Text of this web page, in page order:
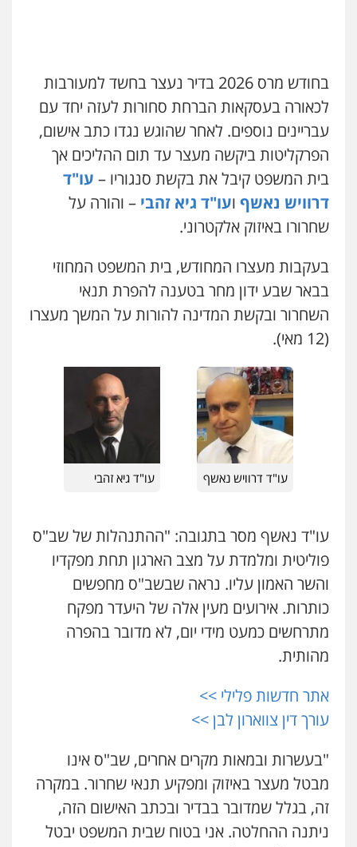
עו"ד שלומי שרון
פלילי צבאי מעצרים וחקירות
0547342002
עו"ד אייל בסרגליק
פלילי כלכלי צווארון לבן עורכי דין לענייני
אסירים אזרחי נדל"ן / עסקים
0528488515
עו"ד זוהר ארבל
פלילי פשיעה חמורה מעצרים וחקירות
קטינים
0538788878
עו"ד אסף דוק
פלילי עבירות מין סמים והימורים
חמורה חקירות ומעצרים צווארון לבן והונאה
0526885006
בחודש מרס 2026 בדיר נעצר בחשד למעורבות
לכאורה בעסקאות הברחת סחורות לעזה יחד עם
עבריינים נוספים. לאחר שהוגש נגדו כתב אישום,
הפרקליטות ביקשה מעצר עד תום ההליכים אך
בית המשפט קיבל את בקשת סנגוריו – עו"ד
דרוויש נאשף ועו"ד גיא זהבי – והורה על
שחרורו באיזוק אלקטרוני.
בעקבות מעצרו המחודש, בית המשפט המחוזי
בבאר שבע ידון מחר בטענה להפרת תנאי
השחרור ובקשת המדינה להורות על המשך מעצרו
(12 מאי).
עו"ד דרוויש נאשף עו"ד גיא זהבי
עו"ד נאשף מסר בתגובה: "ההתנהלות של שב"ס
פוליטית ומלמדת על מצב הארגון תחת מפקדיו
והשר האמון עליו. נראה שבשב"ס מחפשים
כותרות. אירועים מעין אלה של היעדר מפקח
מתרחשים כמעט מידי יום, לא מדובר בהפרה
מהותית.
אתר חדשות פלילי >>
עורך דין צווארון לבן >>
"בעשרות ובמאות מקרים אחרים, שב"ס אינו
מבטל מעצר באיזוק ומפקיע תנאי שחרור. במקרה
זה, בגלל שמדובר בבדיר ובכתב האישום הזה,
ניתנה ההחלטה. אני בטוח שבית המשפט יבטל
עו"ד אייל אביטל
פלילי פשיעה חמורה מעצרים וחקירות
0544712201
עו"ד רונן בנדל
משפט פלילי פשיעה חמורה פלילי
0524282442
כבריאן, מזר – משרד עורכי דין
עו"ד בועז קניג
0507003001
מנשה, אלמוג – עורכי דין
פלילי עבירות תנועה צווארון לבן תעבורה
עורכי דין לענייני אסירים מעצרים וחקירות